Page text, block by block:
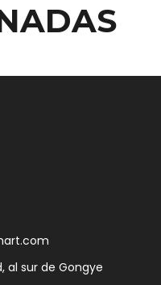
al sur de Gongye